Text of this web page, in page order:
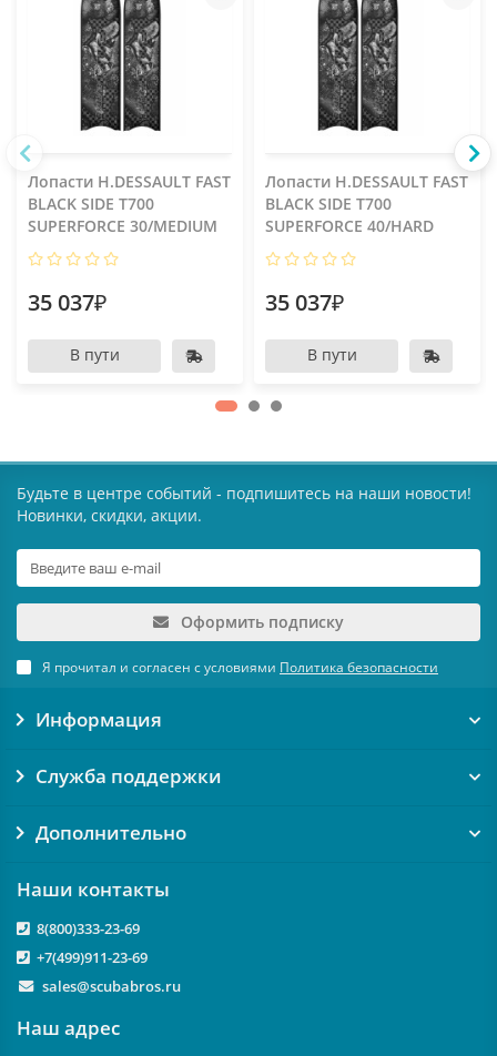
Лопасти H.DESSAULT FAST
BLACK SIDE T700
SUPERFORCE 30/MEDIUM
35 037₽
В пути
Лопасти H.DESSAULT FAST
BLACK SIDE T700
SUPERFORCE 40/HARD
35 037₽
В пути
Будьте в центре событий - подпишитесь на наши новости!
Новинки, скидки, акции.
Оформить подписку
Я прочитал и согласен с условиями Политика безопасности
Информация
Служба поддержки
Дополнительно
Наши контакты
8(800)333-23-69
+7(499)911-23-69
sales@scubabros.ru
Наш адрес